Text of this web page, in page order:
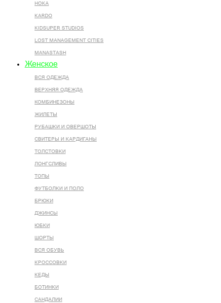
HOKA
KARDO
KIDSUPER STUDIOS
LOST MANAGEMENT CITIES
MANASTASH
Женское
ВСЯ ОДЕЖДА
ВЕРХНЯЯ ОДЕЖДА
КОМБИНЕЗОНЫ
ЖИЛЕТЫ
РУБАШКИ И ОВЕРШОТЫ
СВИТЕРЫ И КАРДИГАНЫ
ТОЛСТОВКИ
ЛОНГСЛИВЫ
ТОПЫ
ФУТБОЛКИ И ПОЛО
БРЮКИ
ДЖИНСЫ
ЮБКИ
ШОРТЫ
ВСЯ ОБУВЬ
КРОССОВКИ
КЕДЫ
БОТИНКИ
САНДАЛИИ